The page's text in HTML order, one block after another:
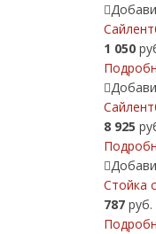
1 050
8 925
Стойка
787 руб.